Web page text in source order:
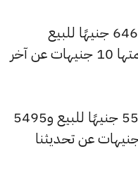
وارتفع سعر عيار 21 ليصل إلى 6460 جنيهًا للبيع
و6410 جنيهًا للشراء، بزيادة قيمتها 10 جنيهات عن آخر
وارتفع سعر عيار 18 ليسجل 5535 جنيهًا للبيع و5495
للشراء، بزيادة قدرها 10 جنيهات عن تحديثنا